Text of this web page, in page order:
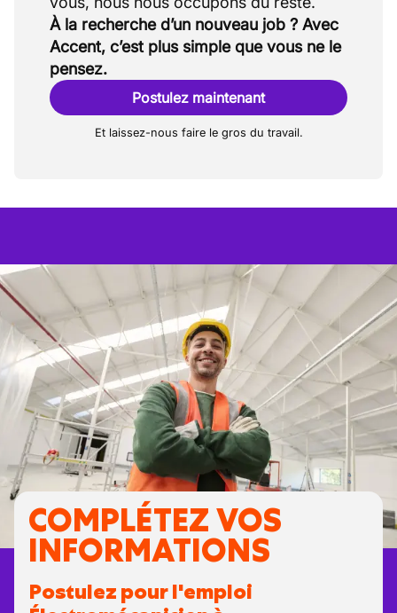
À la recherche d’un nouveau job ? Avec
Accent, c’est plus simple que vous ne le
pensez.
Postulez maintenant
Et laissez-nous faire le gros du travail.
COMPLÉTEZ VOS
INFORMATIONS
Postulez pour l'emploi